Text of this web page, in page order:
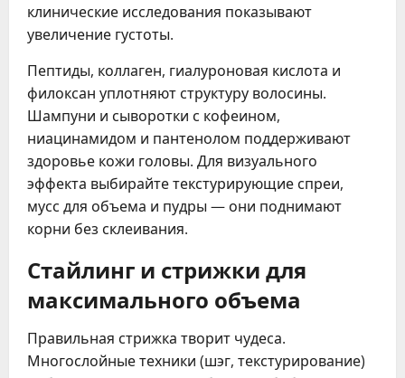
клинические исследования показывают
увеличение густоты.
Пептиды, коллаген, гиалуроновая кислота и
филоксан уплотняют структуру волосины.
Шампуни и сыворотки с кофеином,
ниацинамидом и пантенолом поддерживают
здоровье кожи головы. Для визуального
эффекта выбирайте текстурирующие спреи,
мусс для объема и пудры — они поднимают
корни без склеивания.
Стайлинг и стрижки для
максимального объема
Правильная стрижка творит чудеса.
Многослойные техники (шэг, текстурирование)